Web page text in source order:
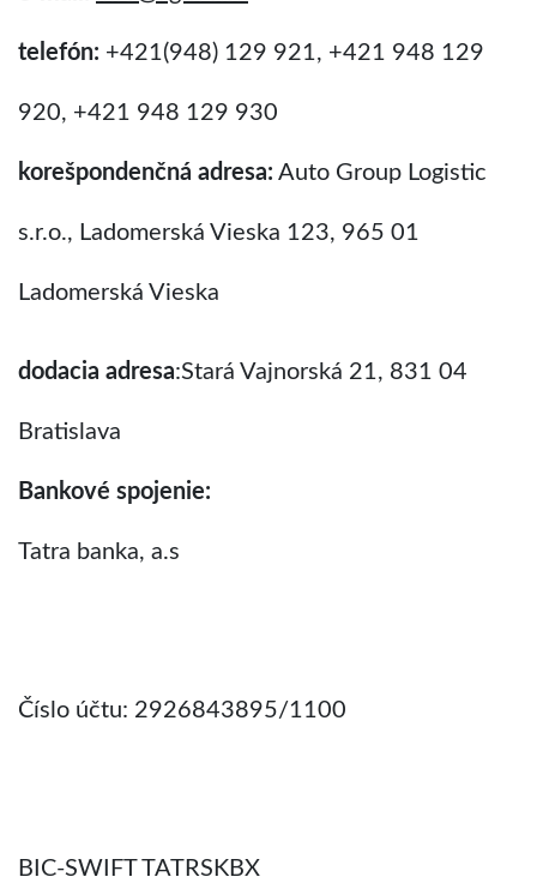
telefón: +421(948) 129 921, +421 948 129
920, +421 948 129 930
korešpondenčná adresa: Auto Group Logistic
s.r.o., Ladomerská Vieska 123, 965 01
Ladomerská Vieska
dodacia adresa:Stará Vajnorská 21, 831 04
Bratislava
Bankové spojenie:
Tatra banka, a.s
Číslo účtu: 2926843895/1100
BIC-SWIFT TATRSKBX